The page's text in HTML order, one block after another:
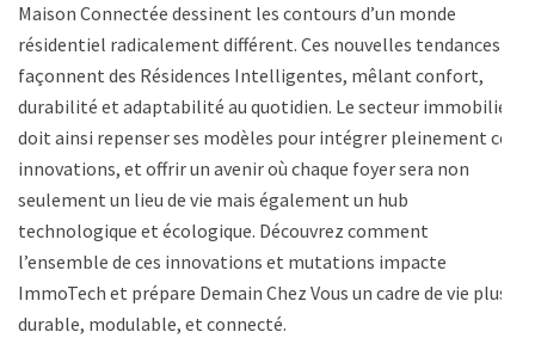
Maison Connectée dessinent les contours d’un monde
résidentiel radicalement différent. Ces nouvelles tendances
façonnent des Résidences Intelligentes, mêlant confort,
durabilité et adaptabilité au quotidien. Le secteur immobilier
doit ainsi repenser ses modèles pour intégrer pleinement ces
innovations, et offrir un avenir où chaque foyer sera non
seulement un lieu de vie mais également un hub
technologique et écologique. Découvrez comment
l’ensemble de ces innovations et mutations impacte
ImmoTech et prépare Demain Chez Vous un cadre de vie plus
durable, modulable, et connecté.